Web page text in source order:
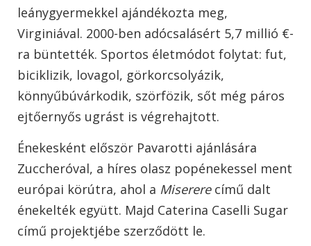
leánygyermekkel ajándékozta meg,
Virginiával. 2000-ben adócsalásért 5,7 millió €-
ra büntették. Sportos életmódot folytat: fut,
biciklizik, lovagol, görkorcsolyázik,
könnyűbúvárkodik, szörfözik, sőt még páros
ejtőernyős ugrást is végrehajtott.
Énekesként először Pavarotti ajánlására
Zuccheróval, a híres olasz popénekessel ment
európai körútra, ahol a Misererecímű dalt
énekelték együtt. Majd Caterina Caselli Sugar
című projektjébe szerződött le.